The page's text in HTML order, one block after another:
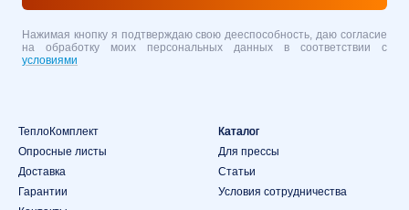
Нажимая кнопку я подтверждаю свою дееспособность, даю согласие
на обработку моих персональных данных в соответствии с
условиями
ТеплоКомплект
Каталог
Опросные листы
Для прессы
Доставка
Статьи
Гарантии
Условия сотрудничества